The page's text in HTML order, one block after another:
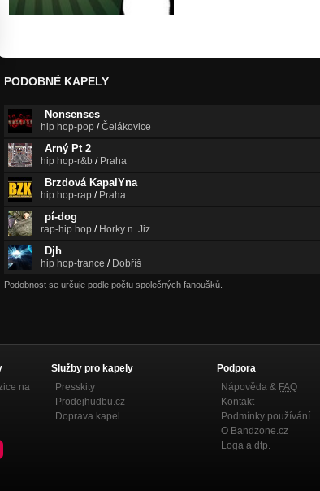
PODOBNÉ KAPELY
Nonsenses
hip hop-pop /Čelákovice
Arný Pt 2
hip hop-r&b / Praha
Brzdová KapalYna
hip hop-rap / Praha
pí-dog
rap-hip hop / Horky n. Jiz.
Djh
hip hop-trance / Dobříš
Podobnost se určuje podle počtu společných fanoušků.
na
Služby pro kapely
Presskity
Prodejhudbu.cz
Doprava kapel
Podpora
Nápověda & FAQ
Kontakt
Podmínky používání
O Bandzone.cz
Loga a dtp.